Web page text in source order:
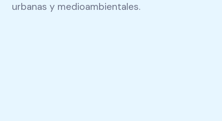
urbanas y medioambientales.